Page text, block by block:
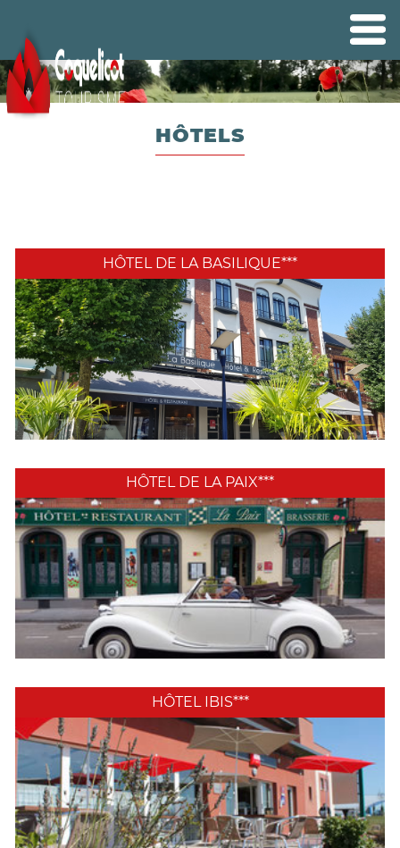
HÔTELS
HÔTEL DE LA BASILIQUE***
HÔTEL DE LA PAIX***
HÔTEL IBIS***